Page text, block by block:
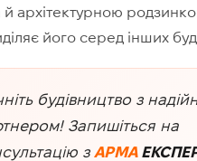
а й архітектурною
його серед інших
будівництво з
Запишіться на
з АРМА